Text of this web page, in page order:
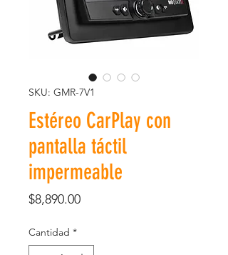
SKU: GMR-7V1
Estéreo CarPlay con
pantalla táctil
impermeable
$8,890.00Precio
Cantidad *